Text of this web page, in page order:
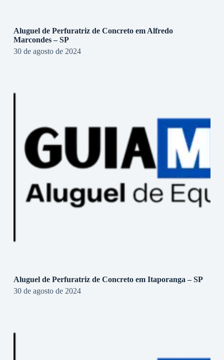
Aluguel de Perfuratriz de Concreto em Alfredo
Marcondes – SP
30 de agosto de 2024
Aluguel de Perfuratriz de Concreto em Itaporanga – SP
30 de agosto de 2024